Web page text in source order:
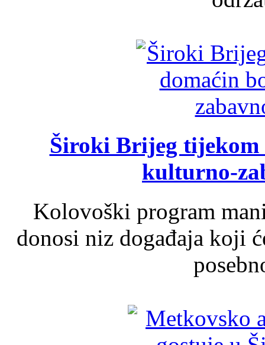
Široki Brijeg tijekom
kulturno-
Kolovoški program
donosi niz događaja koji